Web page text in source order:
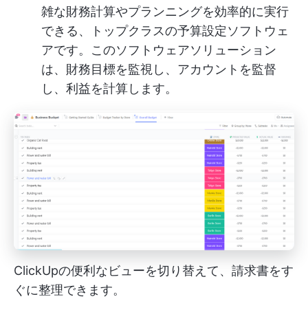
雑な財務計算やプランニングを効率的に実行
できる、トップクラスの予算設定ソフトウェ
アです。このソフトウェアソリューション
は、財務目標を監視し、アカウントを監督
し、利益を計算します。
ClickUpの便利なビューを切り替えて、請求書をす
ぐに整理できます。